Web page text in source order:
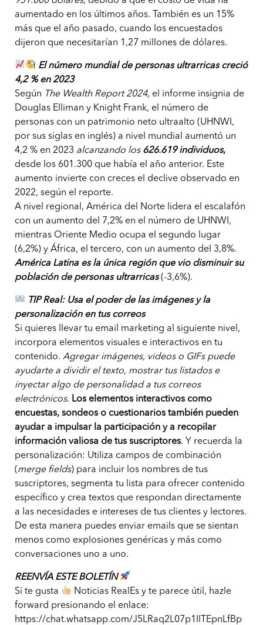
aumentado en los últimos años. También es un 15%
más que el año pasado, cuando los encuestados
dijeron que necesitarían 1,27 millones de dólares.
El número mundial de personas ultrarricas creció
4,2 % en 2023
Según The Wealth Report 2024, el informe insignia de
Douglas Elliman y Knight Frank, el número de
personas con un patrimonio neto ultraalto (UHNWI,
por sus siglas en inglés) a nivel mundial aumentó un
4,2 % en 2023 alcanzando los626.619 individuos,
desde los 601.300 que había el año anterior. Este
aumento invierte con creces el declive observado en
2022, según el reporte.
A nivel regional, América del Norte lidera el escalafón
con un aumento del 7,2% en el número de UHNWI,
mientras Oriente Medio ocupa el segundo lugar
(6,2%) y África, el tercero, con un aumento del 3,8%.
América Latina es la única región que vio disminuir su
población de personas ultrarricas(-3,6%).
TIP Real: Usa el poder de las imágenes y la
personalización en tus correos
Si quieres llevar tu email marketing al siguiente nivel,
incorpora elementos visuales e interactivos en tu
contenido. Agregar imágenes, videos o GIFs puede
ayudarte a dividir el texto, mostrar tus listados e
inyectar algo de personalidad a tus correos
electrónicos. Los elementos interactivos como
encuestas, sondeos o cuestionarios también pueden
ayudar a impulsar la participación y a recopilar
información valiosa de tus suscriptores. Y recuerda la
personalización: Utiliza campos de combinación
(merge fields) para incluir los nombres de tus
suscriptores, segmenta tu lista para ofrecer contenido
específico y crea textos que respondan directamente
a las necesidades e intereses de tus clientes y lectores.
De esta manera puedes enviar emails que se sientan
menos como explosiones genéricas y más como
conversaciones uno a uno.
REENVÍA ESTE BOLETÍN
Si te gusta
Noticias RealEs y te parece útil, hazle
forward presionando el enlace:
https://chat.whatsapp.com/J5LRaq2L07p1IlTEpnLfBp